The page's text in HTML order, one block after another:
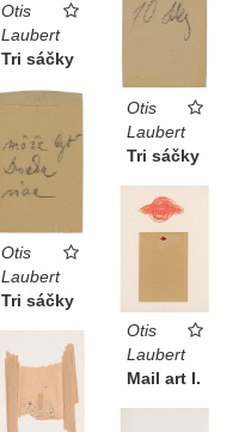
Otis
Laubert
Tri sáčky
Otis
Laubert
Tri sáčky
Otis
Laubert
Tri sáčky
Otis
Laubert
Mail art I.